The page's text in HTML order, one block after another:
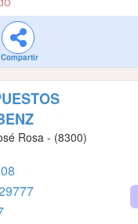
Compartir
Rosa - (8300)